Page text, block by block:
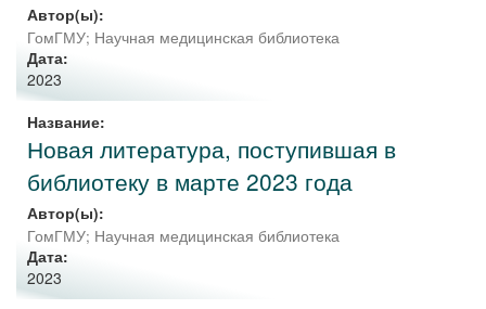
Автор(ы):
ГомГМУ; Научная медицинская библиотека
Дата:
2023
Название:
Новая литература, поступившая в
библиотеку в марте 2023 года
Автор(ы):
ГомГМУ; Научная медицинская библиотека
Дата:
2023